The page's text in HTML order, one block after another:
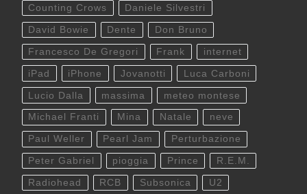
Counting Crows Daniele Silvestri
David Bowie Dente Don Bruno
Francesco De Gregori Frank internet
iPad iPhone Jovanotti Luca Carboni
Lucio Dalla massima meteo montese
Michael Franti Mina Natale neve
Paul Weller Pearl Jam Perturbazione
Peter Gabriel pioggia Prince R.E.M.
Radiohead RCB Subsonica U2